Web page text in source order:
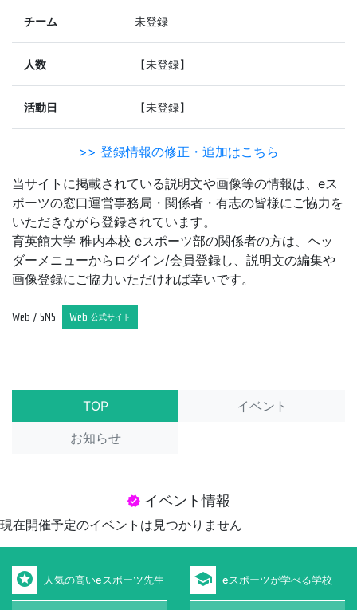
チーム 未登録
人数 【未登録】
活動日 【未登録】
>> 登録情報の修正・追加はこちら
当サイトに掲載されている説明文や画像等の情報は、eス
ポーツの窓口運営事務局・関係者・有志の皆様にご協力を
いただきながら登録されています。
育英館大学 稚内本校 eスポーツ部の関係者の方は、ヘッ
ダーメニューからログイン/会員登録し、説明文の編集や
画像登録にご協力いただければ幸いです。
Web / SNS Web 公式サイト
TOP
イベント
お知らせ
verified イベント情報
現在開催予定のイベントは見つかりません
stars 人気の高いeスポーツ先生 school eスポーツが学べる学校